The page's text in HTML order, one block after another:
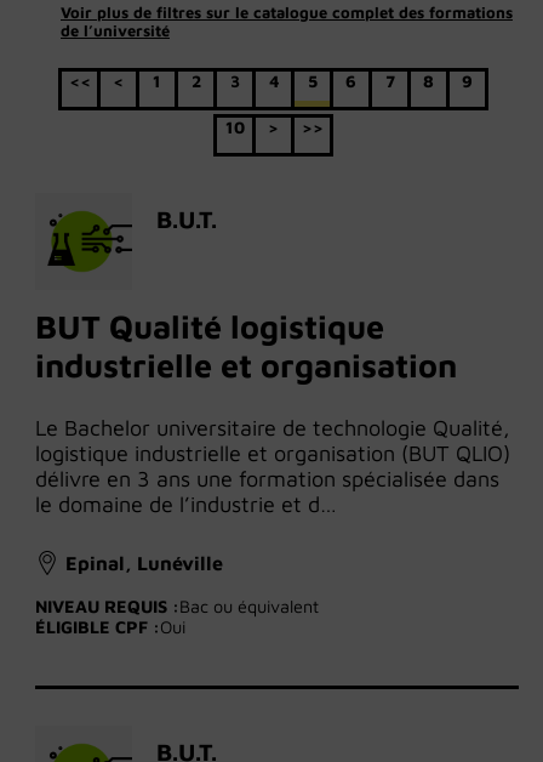
Voir plus de filtres sur le catalogue complet des formations
de l’université
<< < 1 2 3 4 5 6 7 8 9
10 > >>
B.U.T.
BUT Qualité logistique
industrielle et organisation
Le Bachelor universitaire de technologie Qualité,
logistique industrielle et organisation (BUT QLIO)
délivre en 3 ans une formation spécialisée dans
le domaine de l’industrie et d…
Epinal, Lunéville
NIVEAU REQUIS :Bac ou équivalent
ÉLIGIBLE CPF :Oui
B.U.T.